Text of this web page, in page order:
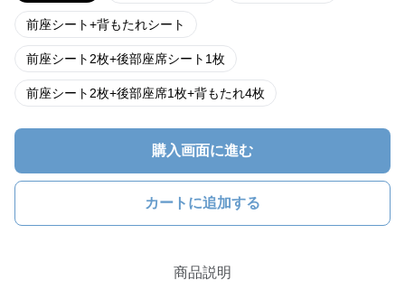
前座シート+背もたれシート
前座シート2枚+後部座席シート1枚
前座シート2枚+後部座席1枚+背もたれ4枚
購入画面に進む
カートに追加する
商品説明